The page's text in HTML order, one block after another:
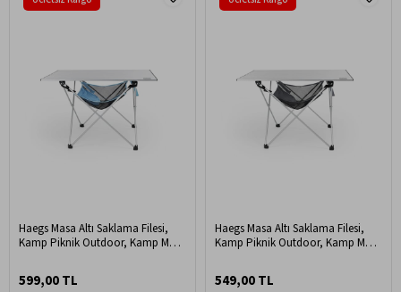
Haegs Masa Altı Saklama Filesi,
Kamp Piknik Outdoor, Kamp Masa
599,00 TL
Haegs Masa Altı Saklama Filesi,
Kamp Piknik Outdoor, Kamp Masa
549,00 TL